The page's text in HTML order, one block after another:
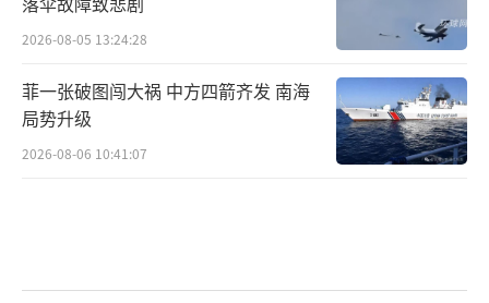
2026-08-05 13:24:28
菲一张破图闯大祸 中方四箭齐发 南海
局势升级
2026-08-06 10:41:07